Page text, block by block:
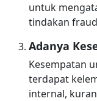
untuk
tindakan
Adanya
Kesempatan
terdapat
internal,